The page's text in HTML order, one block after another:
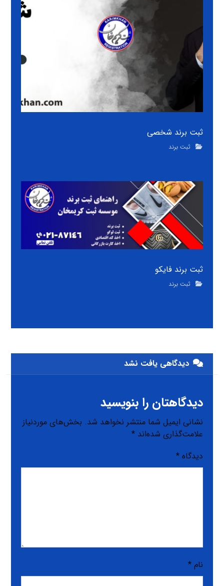
ثبت برند شخصی
ثبت برند
ثبت برند فایکو
ثبت برند
دیدگاهی یافت نشد
دیدگاهتان را بنویسید
نشانی ایمیل شما منتشر نخواهد شد. بخش‌های موردنیاز
علامت‌گذاری شده‌اند*
دیدگاه*
نام*